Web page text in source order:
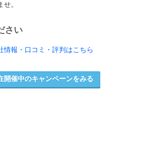
。
さい
情報・口コミ・評判はこちら
開催中のキャンペーンをみる